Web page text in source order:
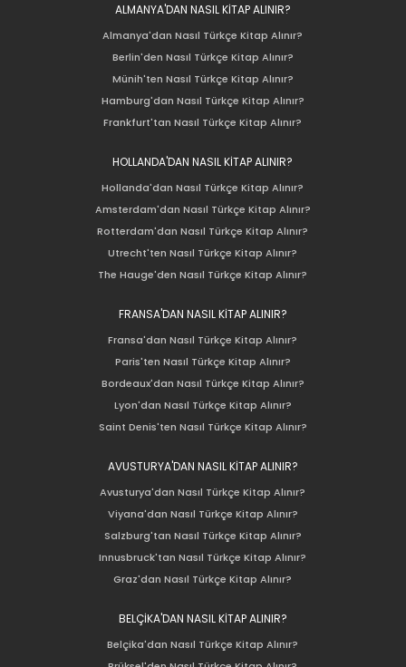
ALMANYA'DAN NASIL KİTAP ALINIR?
Almanya'dan Nasıl Türkçe Kitap Alınır?
Berlin'den Nasıl Türkçe Kitap Alınır?
Münih'ten Nasıl Türkçe Kitap Alınır?
Hamburg'dan Nasıl Türkçe Kitap Alınır?
Frankfurt'tan Nasıl Türkçe Kitap Alınır?
HOLLANDA'DAN NASIL KİTAP ALINIR?
Hollanda'dan Nasıl Türkçe Kitap Alınır?
Amsterdam'dan Nasıl Türkçe Kitap Alınır?
Rotterdam'dan Nasıl Türkçe Kitap Alınır?
Utrecht'ten Nasıl Türkçe Kitap Alınır?
The Hauge'den Nasıl Türkçe Kitap Alınır?
FRANSA'DAN NASIL KİTAP ALINIR?
Fransa'dan Nasıl Türkçe Kitap Alınır?
Paris'ten Nasıl Türkçe Kitap Alınır?
Bordeaux'dan Nasıl Türkçe Kitap Alınır?
Lyon'dan Nasıl Türkçe Kitap Alınır?
Saint Denis'ten Nasıl Türkçe Kitap Alınır?
AVUSTURYA'DAN NASIL KİTAP ALINIR?
Avusturya'dan Nasıl Türkçe Kitap Alınır?
Viyana'dan Nasıl Türkçe Kitap Alınır?
Salzburg'tan Nasıl Türkçe Kitap Alınır?
Innusbruck'tan Nasıl Türkçe Kitap Alınır?
Graz'dan Nasıl Türkçe Kitap Alınır?
BELÇİKA'DAN NASIL KİTAP ALINIR?
Belçika'dan Nasıl Türkçe Kitap Alınır?